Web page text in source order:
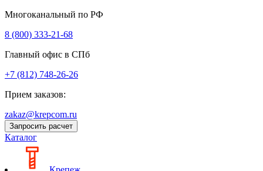
Многоканальный по РФ
8 (800) 333‑21-68
Главный офис в СПб
+7 (812) 748-26-26
Прием заказов:
zakaz@krepcom.ru
Запросить расчет
Каталог